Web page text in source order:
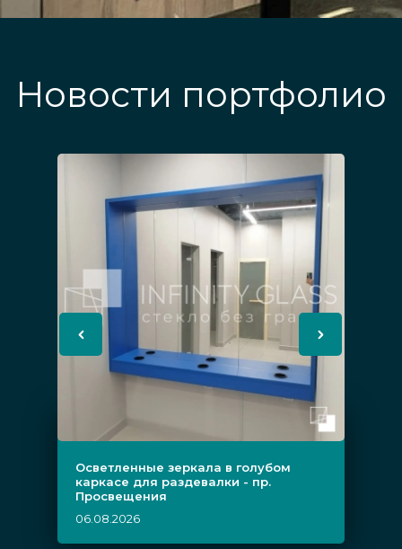
Новости портфолио
Осветленные зеркала в голубом
каркасе для раздевалки - пр.
Просвещения
06.08.2026